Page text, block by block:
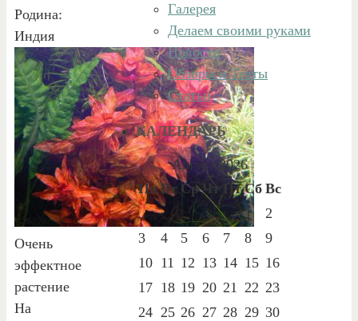
Родина:
Индия
Очень
эффектное
растение
На
Галерея
Делаем своими руками
Новости
Обзоры и Тесты
Статьи
КАЛЕНДАРЬ
Август 2026
Пн Вт Ср Чт Пт Сб Вс
1
2
3
4 5 6 7 8
9
10 11 12 13 14 15 16
17 18 19 20 21 22 23
24 25 26 27 28 29 30